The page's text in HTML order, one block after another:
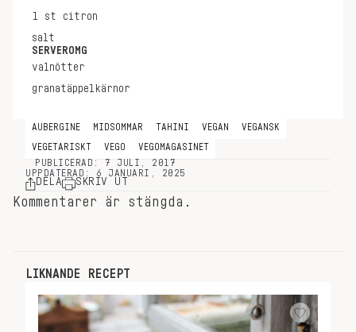
1 st
citron
salt
SERVEROMG
valnötter
granatäppelkärnor
AUBERGINE MIDSOMMAR TAHINI VEGAN VEGANSK
VEGETARISKT VEGO
VEGOMAGASINET
PUBLICERAD: 7 JULI, 2017
UPPDATERAD: 6 JANUARI, 2025
DELA SKRIV UT
Kommentarer är stängda.
LIKNANDE RECEPT